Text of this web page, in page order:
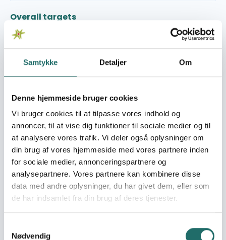
Samtykke Detaljer Om
Denne hjemmeside bruger cookies
Vi bruger cookies til at tilpasse vores indhold og
annoncer, til at vise dig funktioner til sociale medier og til
at analysere vores trafik. Vi deler også oplysninger om
din brug af vores hjemmeside med vores partnere inden
for sociale medier, annonceringspartnere og
analysepartnere. Vores partnere kan kombinere disse
data med andre oplysninger, du har givet dem, eller som
de har indsamlet fra din brug af deres tjenester.
Nødvendig
Overall targets
At øge kapaciteten hos ansatte i sundhedsvæsen,
lokale organisationer og BØRNEfonden til at kunne
sundhedsmæssige konsekvenser af kvindelig
omskæring i fem sundheds distrikter i Mali.
Immediate targets
'- Gennem træning at kapacitetsopbygge 50 ledere af
kvindeorganisationer, 25 ung-til-ung rådgivere fra
ungdomsorganisationer samt 150 sundhedsarbejdere til
at kunne gennemføre oplysningsaktiviteter om kvindelig
omskæring. - Gennem kapacitetsopbygning for ansatte
på BØRNEfonden´s nationale kontor at skabe ramme for
at der udvikles en specifik politik og handleplan i relation
til bekæmpelsen af kvindelig omskæring i Mali. -
Optrykning og uddeling af undervisningsmateriale om
kvindelig omskæring til de trænede personer.
Target groups